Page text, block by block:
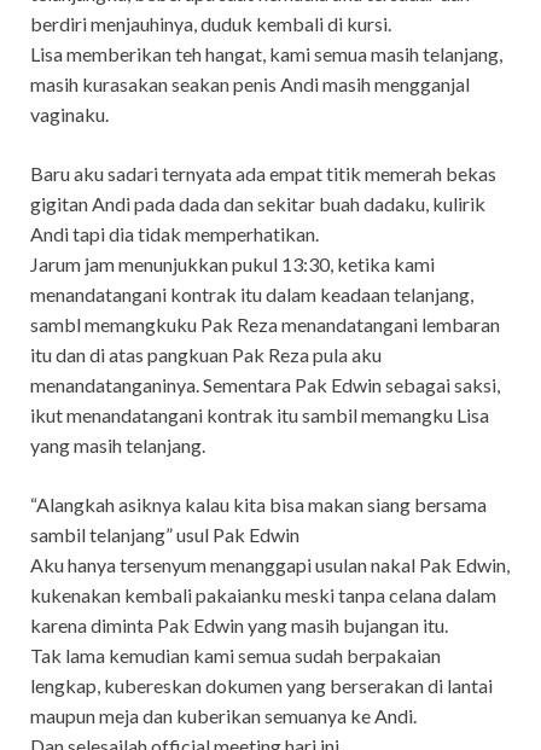
berdiri menjauhinya, duduk kembali di kursi.
Lisa memberikan teh hangat, kami semua masih telanjang,
masih kurasakan seakan penis Andi masih mengganjal
vaginaku.
Baru aku sadari ternyata ada empat titik memerah bekas
gigitan Andi pada dada dan sekitar buah dadaku, kulirik
Andi tapi dia tidak memperhatikan.
Jarum jam menunjukkan pukul 13:30, ketika kami
menandatangani kontrak itu dalam keadaan telanjang,
sambl memangkuku Pak Reza menandatangani lembaran
itu dan di atas pangkuan Pak Reza pula aku
menandatanganinya. Sementara Pak Edwin sebagai saksi,
ikut menandatangani kontrak itu sambil memangku Lisa
yang masih telanjang.
“Alangkah asiknya kalau kita bisa makan siang bersama
sambil telanjang” usul Pak Edwin
Aku hanya tersenyum menanggapi usulan nakal Pak Edwin,
kukenakan kembali pakaianku meski tanpa celana dalam
karena diminta Pak Edwin yang masih bujangan itu.
Tak lama kemudian kami semua sudah berpakaian
lengkap, kubereskan dokumen yang berserakan di lantai
maupun meja dan kuberikan semuanya ke Andi.
Dan selesailah official meeting hari ini.